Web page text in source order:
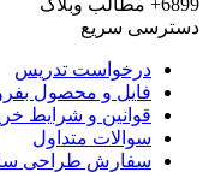
سریع
درخواست تدریس
فایل و محصول بفروشید
قوانین و شرایط خرید
سوالات متداول
سفارش طراحی سایت